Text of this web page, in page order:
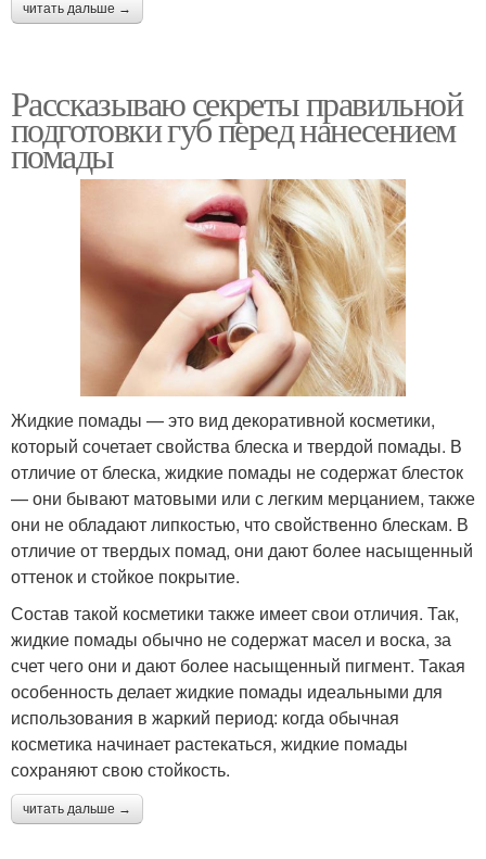
читать дальше →
Рассказываю секреты правильной
подготовки губ перед нанесением
помады
Жидкие помады — это вид декоративной косметики,
который сочетает свойства блеска и твердой помады. В
отличие от блеска, жидкие помады не содержат блесток
— они бывают матовыми или с легким мерцанием, также
они не обладают липкостью, что свойственно блескам. В
отличие от твердых помад, они дают более насыщенный
оттенок и стойкое покрытие.
Состав такой косметики также имеет свои отличия. Так,
жидкие помады обычно не содержат масел и воска, за
счет чего они и дают более насыщенный пигмент. Такая
особенность делает жидкие помады идеальными для
использования в жаркий период: когда обычная
косметика начинает растекаться, жидкие помады
сохраняют свою стойкость.
читать дальше →